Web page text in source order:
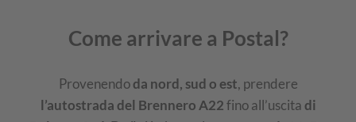
Come arrivare a Postal?
Provenendoda nord, sud o est, prendere
l’autostrada del Brennero A22fino all’uscitadi